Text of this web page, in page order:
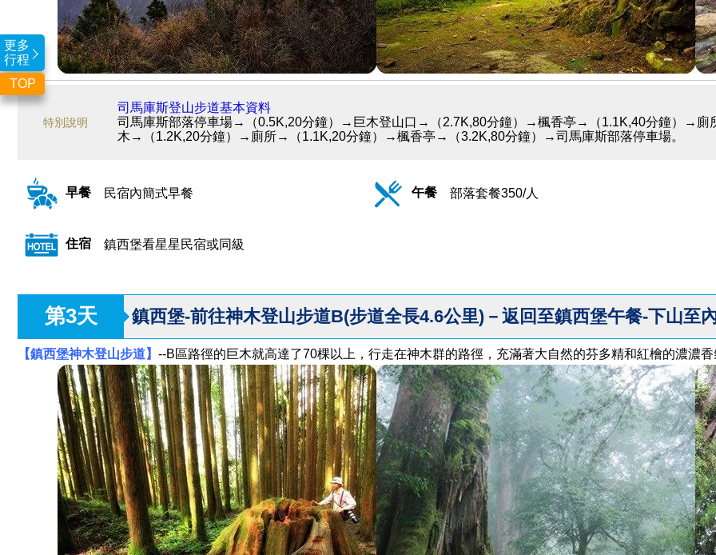
更多
行程
TOP
特別說明
司馬庫斯登山步道基本資料
司馬庫斯部落停車場→（0.5K,20分鐘）→巨木登山口→（2.7K,80分鐘）→楓香亭→（1.1K,40分鐘）→
木→（1.2K,20分鐘）→廁所→（1.1K,20分鐘）→楓香亭→（3.2K,80分鐘）→司馬庫斯部落停車場。
早餐 民宿內簡式早餐 午餐 部落套餐350/人
住宿 鎮西堡看星星民宿或同級
第3天 鎮西堡-前往神木登山步道B(步道全長4.6公里)－返回至鎮西堡午餐-下山至
【鎮西堡神木登山步道】 --B區路徑的巨木就高達了70棵以上，行走在神木群的路徑，充滿著大自然的芬多精和紅檜的濃濃